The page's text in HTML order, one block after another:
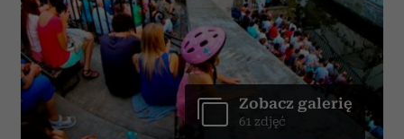
Zobacz galerię
61 zdjęć